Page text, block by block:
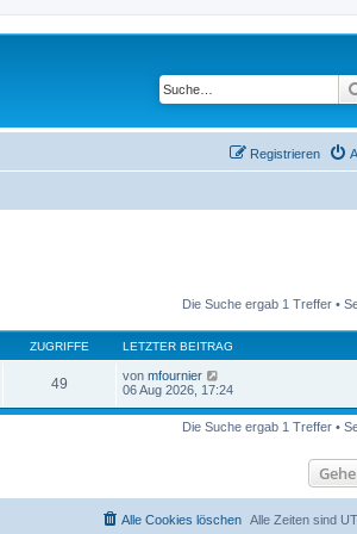
Registrieren
Die Suche ergab 1 Treffer •
ZUGRIFFE LETZTER BEITRAG
49 von mfournier
06 Aug 2026, 17:24
Die Suche ergab 1 Treffer •
Alle Zeiten sind
Alle Cookies löschen